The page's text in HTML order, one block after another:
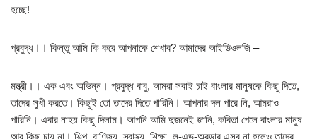
হচ্ছে!
প্রবুদ্ধ।। কিন্তু আমি কি করে আপনাকে শেখাব? আমাদের আইডিওলজি –
মন্ত্রী।। এক এবং অভিন্ন। প্রবুদ্ধ বাবু, আমরা সবাই চাই বাংলার মানুষকে কিছু দিতে,
তাদের সুখী করতে। কিছুই তো তাদের দিতে পারিনি। আপনার দল পারে নি, আমরাও
পারিনি। এবার নাহয় কিছু দিলাম। আপনি আমি দুজনেই জানি, কবিতা পেলে বাংলার মানুষ